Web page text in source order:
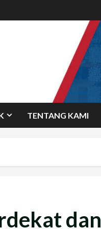
TENTANG KAMI
dan